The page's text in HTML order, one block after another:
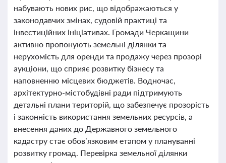
набувають нових рис, що відображаються у
законодавчих змінах, судовій практиці та
інвестиційних ініціативах. Громади Черкащини
активно пропонують земельні ділянки та
нерухомість для оренди та продажу через прозорі
аукціони, що сприяє розвитку бізнесу та
наповненню місцевих бюджетів. Водночас,
архітектурно-містобудівні ради підтримують
детальні плани територій, що забезпечує прозорість
і законність використання земельних ресурсів, а
внесення даних до Державного земельного
кадастру стає обов’язковим етапом у плануванні
розвитку громад. Перевірка земельної ділянки